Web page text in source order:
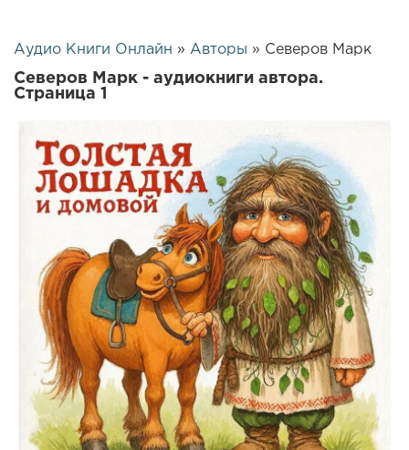
Аудио Книги Онлайн » Авторы » Северов Марк
Северов Марк - аудиокниги автора.
Страница 1